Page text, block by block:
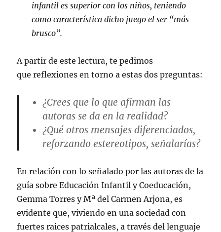
infantil es superior con los niños, teniendo
como característica dicho juego el ser “más
brusco”.
A partir de este lectura, te pedimos
que reflexiones en torno a estas dos preguntas:
¿Crees que lo que afirman las
autoras se da en la realidad?
¿Qué otros mensajes diferenciados,
reforzando estereotipos, señalarías?
En relación con lo señalado por las autoras de la
guía sobre Educación Infantil y Coeducación,
Gemma Torres y Mª del Carmen Arjona, es
evidente que, viviendo en una sociedad con
fuertes raices patrialcales, a través del lenguaje